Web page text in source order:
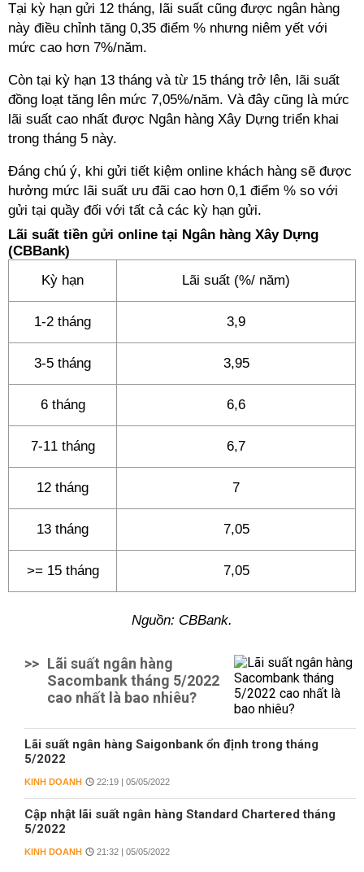
Tại kỳ hạn gửi 12 tháng, lãi suất cũng được ngân hàng
này điều chỉnh tăng 0,35 điểm % nhưng niêm yết với
mức cao hơn 7%/năm.
Còn tại kỳ hạn 13 tháng và từ 15 tháng trở lên, lãi suất
đồng loạt tăng lên mức 7,05%/năm. Và đây cũng là mức
lãi suất cao nhất được Ngân hàng Xây Dựng triển khai
trong tháng 5 này.
Đáng chú ý, khi gửi tiết kiệm online khách hàng sẽ được
hưởng mức lãi suất ưu đãi cao hơn 0,1 điểm % so với
gửi tại quầy đối với tất cả các kỳ hạn gửi.
Lãi suất tiền gửi online tại Ngân hàng Xây Dựng
(CBBank)
Kỳ hạn
Lãi suất (%/ năm)
1-2 tháng 3,9
3-5 tháng 3,95
6 tháng 6,6
7-11 tháng 6,7
12 tháng 7
13 tháng 7,05
>= 15 tháng 7,05
Nguồn: CBBank.
>> Lãi suất ngân hàng
Sacombank tháng 5/2022
cao nhất là bao nhiêu?
Lãi suất ngân hàng Saigonbank ổn định trong tháng
5/2022
KINH DOANH 22:19 | 05/05/2022
Cập nhật lãi suất ngân hàng Standard Chartered tháng
5/2022
KINH DOANH 21:32 | 05/05/2022